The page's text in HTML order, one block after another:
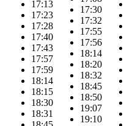
17:13
17:23
17:28
17:40
17:43
17:57
17:59
18:14
18:15
18:30
18:31
17:30
17:32
17:55
17:56
18:14
18:20
18:32
18:45
18:50
19:07
19:10